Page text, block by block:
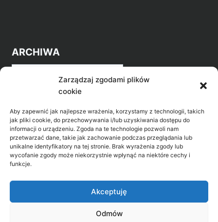
Zarządzaj zgodami plików
cookie
Aby zapewnić jak najlepsze wrażenia, korzystamy z technologii, takich
jak pliki cookie, do przechowywania i/lub uzyskiwania dostępu do
informacji o urządzeniu. Zgoda na te technologie pozwoli nam
przetwarzać dane, takie jak zachowanie podczas przeglądania lub
unikalne identyfikatory na tej stronie. Brak wyrażenia zgody lub
wycofanie zgody może niekorzystnie wpłynąć na niektóre cechy i
funkcje.
Akceptuję
Odmów
ARCHIWA
Archiwa
POZNAJ LEPIEJ NASZ REGION
>Gołdap Mazurski Zdrój